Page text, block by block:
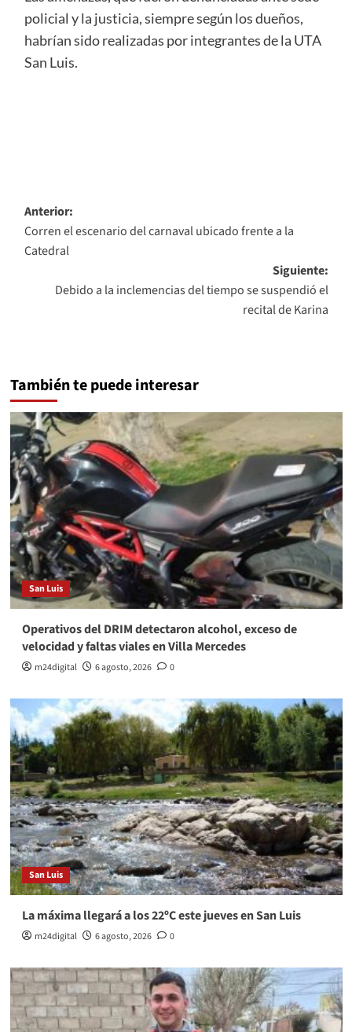
policial y la justicia, siempre según los dueños,
habrían sido realizadas por integrantes de la UTA
San Luis.
Navegación
de
entradas
Anterior:
Corren el escenario del carnaval ubicado frente a la
Catedral
Siguiente:
Debido a la inclemencias del tiempo se suspendió el
recital de Karina
También te puede interesar
San Luis
Operativos del DRIM detectaron alcohol, exceso de
velocidad y faltas viales en Villa Mercedes
m24digital 6 agosto, 2026 0
San Luis
La máxima llegará a los 22ºC este jueves en San Luis
m24digital 6 agosto, 2026 0